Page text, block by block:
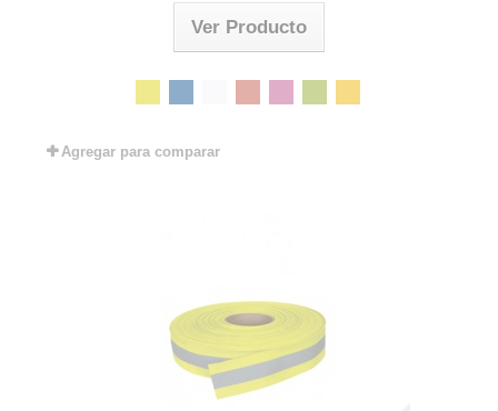
Ver Producto
Agregar para comparar